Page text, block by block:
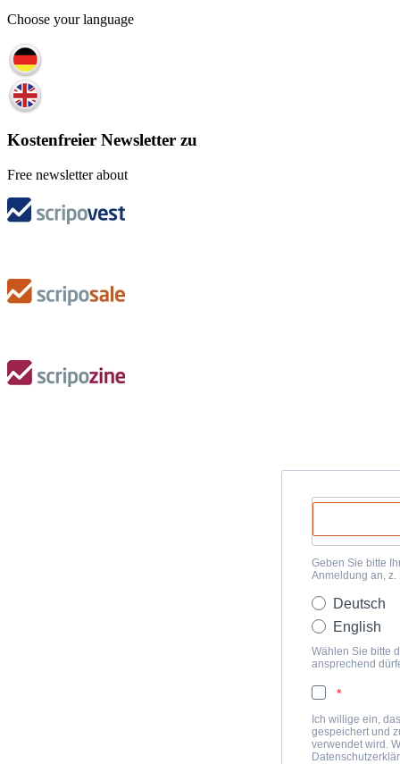
Choose your language
Kostenfreier Newsletter zu
Free newsletter about
Geben Sie bitte
Anmeldung an, z.
Deutsch
English
Wählen Sie bitte
ansprechend
Ich willige ein,
gespeichert und
verwendet wird.